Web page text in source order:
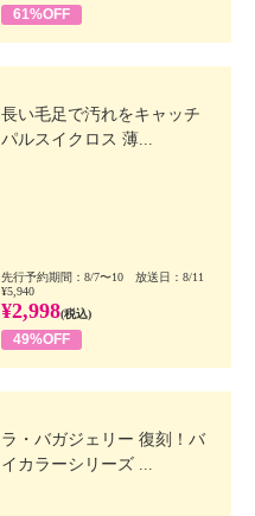
61%OFF
長い毛足で汚れをキャッチ
パルスイクロス 薄...
先行予約期間：8/7〜10 放送日：8/11
¥5,940
¥2,998(税込)
49%OFF
ラ・バガジェリー 復刻！バ
イカラーシリーズ ...